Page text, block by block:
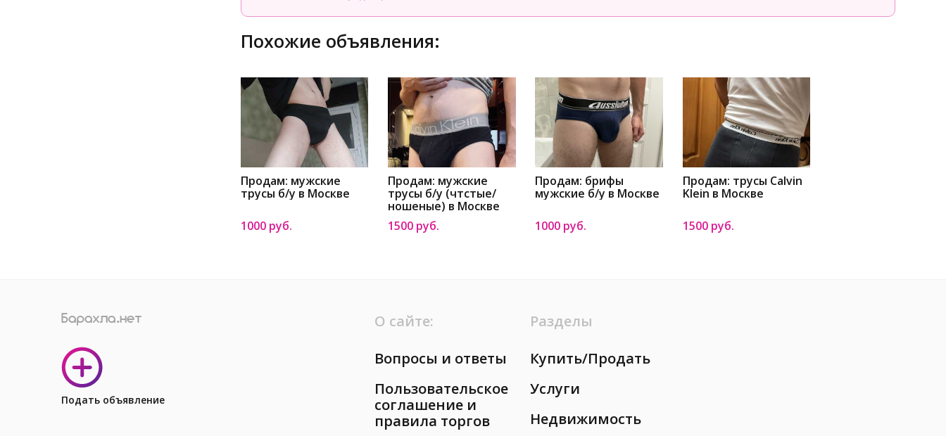
Похожие объявления:
Продам: мужские
трусы б/у в Москве
1000 руб.
Продам: мужские
трусы б/у (чтстые/
ношеные) в Москве
1500 руб.
Продам: брифы
мужские б/у в Москве
1000 руб.
Продам: трусы Calvin
Klein в Москве
1500 руб.
Подать объявление
О сайте:
Вопросы и ответы
Пользовательское
соглашение и
правила торгов
Разделы
Купить/Продать
Услуги
Недвижимость